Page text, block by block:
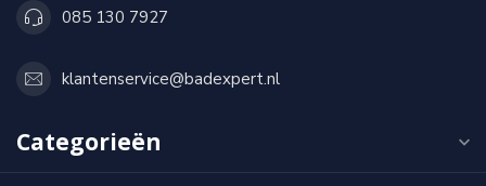
085 130 7927
klantenservice@badexpert.nl
Categorieën